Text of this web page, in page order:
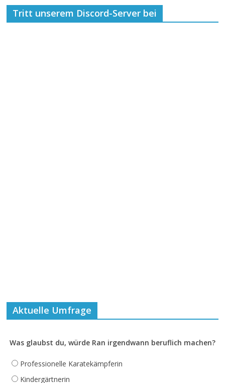
Tritt unserem Discord-Server bei
Aktuelle Umfrage
Was glaubst du, würde Ran irgendwann beruflich machen?
Professionelle Karatekämpferin
Kindergärtnerin